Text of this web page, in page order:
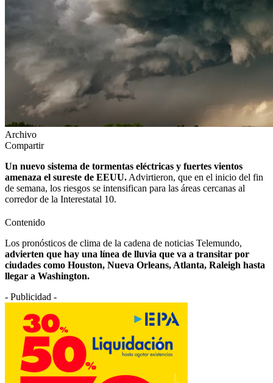
Archivo
Compartir
Un nuevo sistema de tormentas eléctricas y fuertes vientos
amenaza el sureste de EEUU. Advirtieron, que en el inicio del fin
de semana, los riesgos se intensifican para las áreas cercanas al
corredor de la Interestatal 10.
Contenido
Los pronósticos de clima de la cadena de noticias Telemundo,
advierten que hay una línea de lluvia que va a transitar por
ciudades como Houston, Nueva Orleans, Atlanta, Raleigh hasta
llegar a Washington.
- Publicidad -